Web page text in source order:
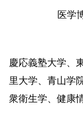
医学
慶応義塾大学、
里大学、青山学
衆衛生学、健康